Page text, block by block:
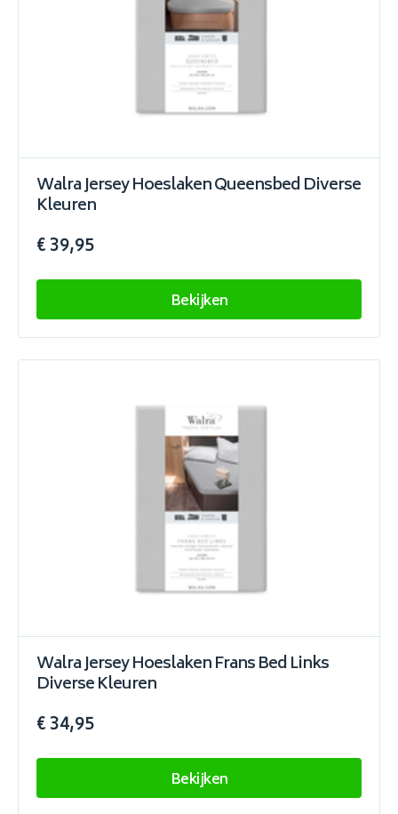
Walra Jersey Hoeslaken Queensbed Diverse
Kleuren
€ 39,95
Bekijken
Walra Jersey Hoeslaken Frans Bed Links
Diverse Kleuren
€ 34,95
Bekijken